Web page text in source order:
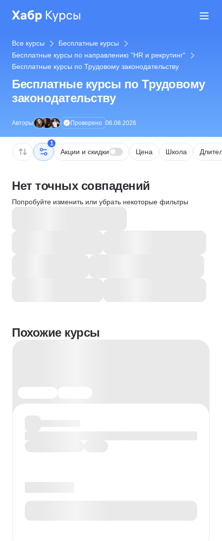
Все курсы
Бесплатные курсы
Бесплатные курсы по направлению "HR и рекрутинг"
Бесплатные курсы по Трудовому законодательству
Бесплатные курсы по Трудовому
законодательству
Авторы Проверено 06.08.2026
1
Акции и скидки Цена Школа
Нет точных совпадений
Попробуйте изменить или убрать некоторые фильтры
Похожие курсы